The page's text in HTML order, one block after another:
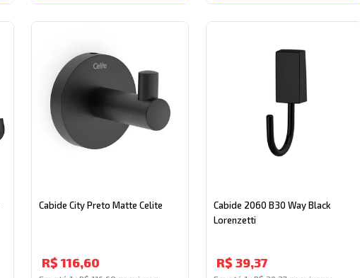
Cabide City Preto Matte Celite
R$ 116,60
Cabide 2060 B30 Way Black
Lorenzetti
R$ 39,37